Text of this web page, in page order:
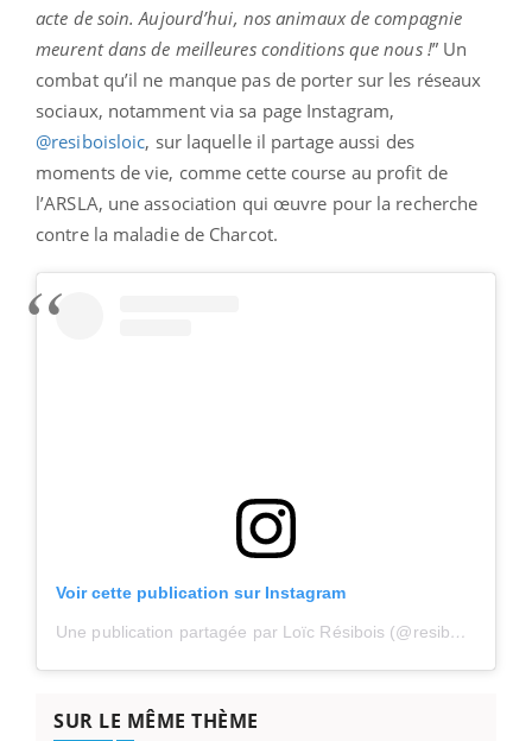
acte de soin. Aujourd’hui, nos animaux de compagnie
meurent dans de meilleures conditions que nous !” Un
combat qu’il ne manque pas de porter sur les réseaux
sociaux, notamment via sa page Instagram,
@resiboisloic, sur laquelle il partage aussi des
moments de vie, comme cette course au profit de
l’ARSLA, une association qui œuvre pour la recherche
contre la maladie de Charcot.
Voir cette publication sur Instagram
Une publication partagée par Loïc Résibois (@resiboisloic)
SUR LE MÊME THÈME